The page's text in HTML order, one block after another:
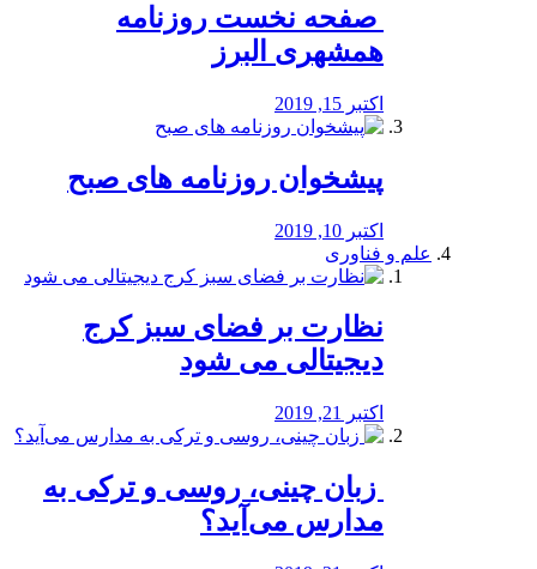
️ صفحه نخست روزنامه‌
همشهری البرز
اکتبر 15, 2019
پیشخوان روزنامه های صبح
اکتبر 10, 2019
علم و فناوری
نظارت بر فضای سبز کرج
دیجیتالی می شود
اکتبر 21, 2019
️ زبان چینی، روسی و ترکی به
مدارس می‌آید؟